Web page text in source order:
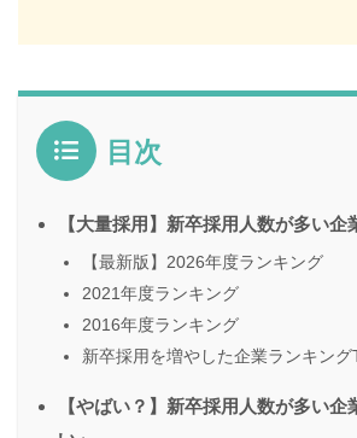
目次
【大量採用】新卒採用人数が多い
【最新版】2026年度ランキング
2021年度ランキング
2016年度ランキング
新卒採用を増やした企業ランキン
【やばい？】新卒採用人数が多い